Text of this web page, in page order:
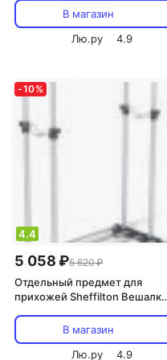
антрацит (986269)
В магазин
Лю.ру
4.9
-10%
4.4
5 058 ₽5 620 ₽
Отдельный предмет для
прихожей Sheffilton Вешалка
В магазин
Лю.ру
4.9